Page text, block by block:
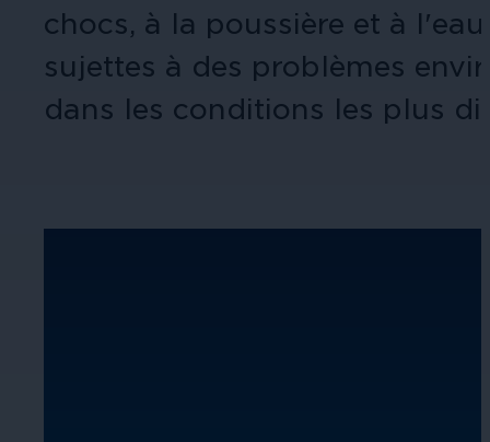
chocs, à la poussière et à
sujettes à des problèmes
dans les conditions les plus